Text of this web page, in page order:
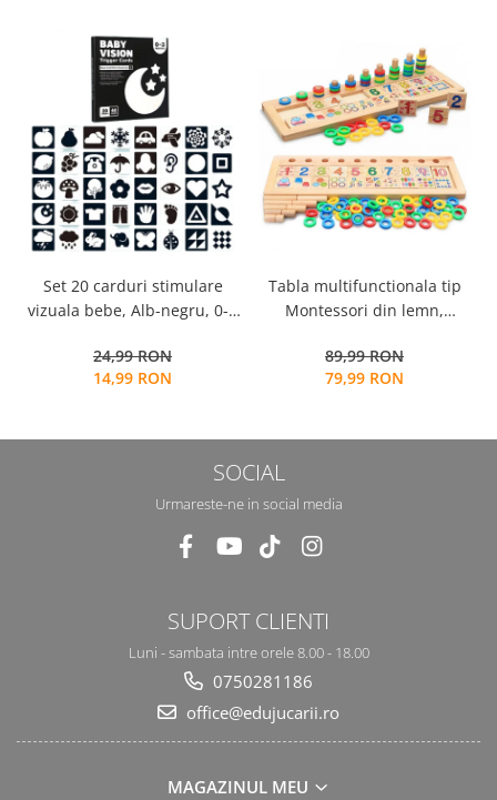
Set 20 carduri stimulare
vizuala bebe, Alb-negru, 0-3
24,99 RON
14,99 RON
Tabla multifunctionala tip
Montessori din lemn,
multicolore pt cantitate,
numere si operatiuni
89,99 RON
79,99 RON
SOCIAL
Urmareste-ne in social media
SUPORT CLIENTI
Luni - sambata intre orele 8.00 - 18.00
0750281186
office@edujucarii.ro
MAGAZINUL MEU